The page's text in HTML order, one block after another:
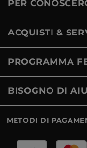
PER
ACQUISTI &
PROGRAMMA
BISOGNO DI
METODI DI